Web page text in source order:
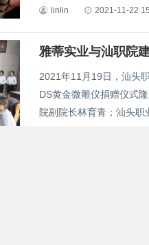
linlin 2021-11-22
雅蒂实业与汕职院
2021年11月19日，汕头
DS黄金微雕仪捐赠仪式
院副院长林育青；汕头职